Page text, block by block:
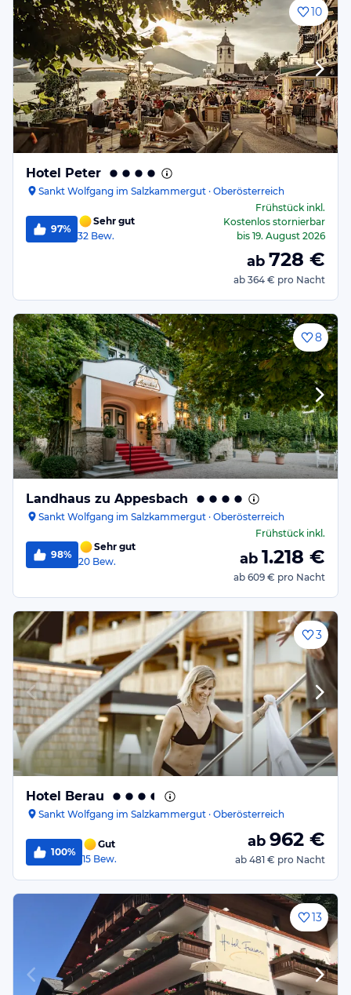
10
Hotel Peter
Sankt Wolfgang im Salzkammergut · Oberösterreich
97%
Sehr gut
32 Bew.
Frühstückinkl.
Kostenlos stornierbar
bis 19. August 2026
ab 728 €
ab 364 € pro Nacht
8
Landhaus zu Appesbach
Sankt Wolfgang im Salzkammergut · Oberösterreich
98%
Sehr gut
20 Bew.
Frühstückinkl.
ab 1.218 €
ab 609 € pro Nacht
3
Hotel Berau
Sankt Wolfgang im Salzkammergut · Oberösterreich
100%
Gut
15 Bew.
ab 962 €
ab 481 € pro Nacht
13